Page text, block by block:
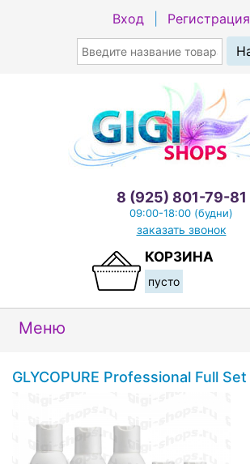
Вход Регистрация
8 (925) 801-79-81
09:00-18:00 (будни)
заказать звонок
КОРЗИНА
пусто
Меню
GLYCOPURE Professional Full Set